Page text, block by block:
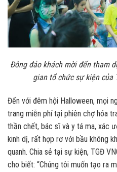
Đông đảo khách mời đến tham
gian tổ chức sự kiện của
Đến với đêm hội Halloween, mọi
trang miễn phí tại phiên chợ hóa
thần chết, bác sĩ và y tá ma, xác
kinh dị, rất hợp rơ với bầu không
quanh. Chia sẻ tại sự kiện, TGĐ
cho biết: “Chúng tôi muốn tạo ra